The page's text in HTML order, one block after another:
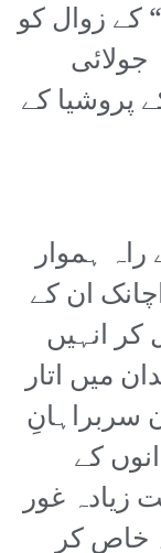
کے زوال کو
جولائی
پروشیا کے
راہ ہموار
ان کے
انہیں
میں اتار
سربراہانِ
کے
زیادہ غور
خاص کر